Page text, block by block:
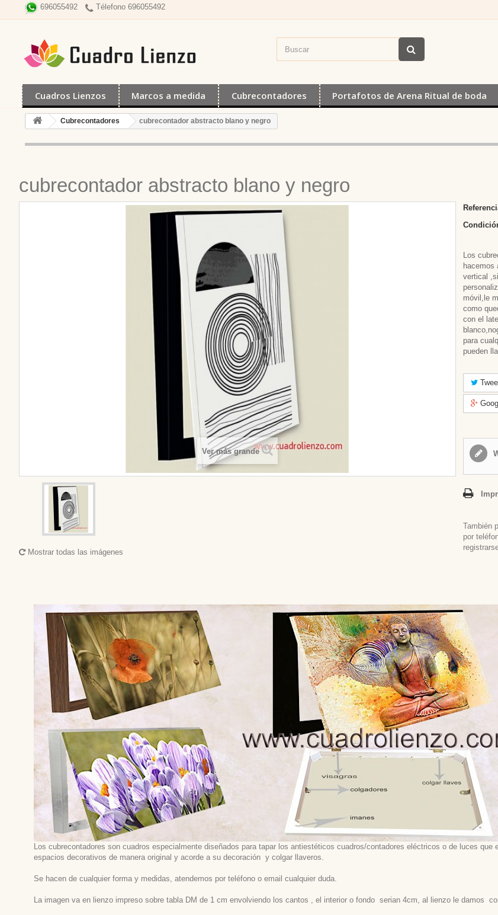
696055492 Télefono 696055492
Cuadros Lienzos Marcos a medida Cubrecontadores Portafotos de Arena Ritual de boda
Cubrecontadores cubrecontador abstracto blano y negro
cubrecontador abstracto blano y negro
Ver más grande
Mostrar todas las imágenes
Los
hacemos
vertical
móvil,le
como
con el
para
pueden
También
por
Los cubrecontadores son cuadros especialmente diseñados para tapar los antiestéticos cuadros/contadores eléctricos o de luces
espacios decorativos de manera original y acorde a su decoración y colgar llaveros.
Se hacen de cualquier forma y medidas, atendemos por teléfono o email cualquier duda.
La imagen va en lienzo impreso sobre tabla DM de 1 cm envolviendo los cantos , el interior o fondo serian 4cm, al lienzo le damos